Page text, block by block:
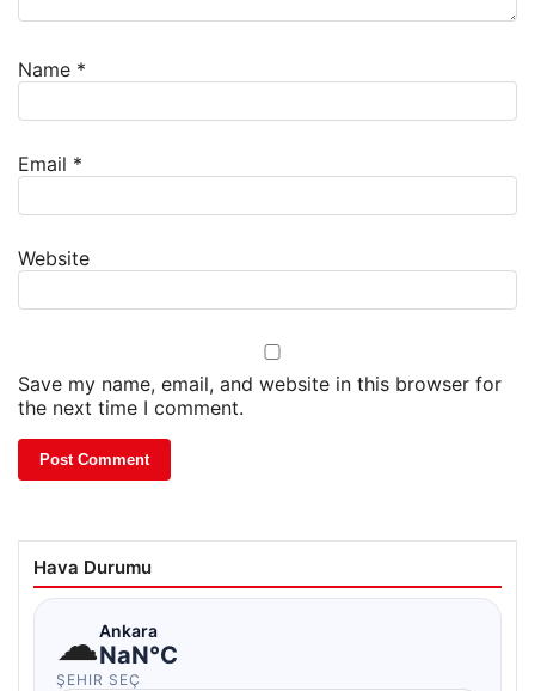
Name *
Email *
Website
Save my name, email, and website in this browser for
the next time I comment.
Hava Durumu
☁Ankara
NaN°C
ŞEHIR SEÇ